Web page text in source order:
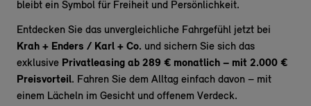
bleibt ein Symbol für Freiheit und Persönlichkeit.
Entdecken Sie das unvergleichliche Fahrgefühl jetzt bei
Krah + Enders / Karl + Co. und sichern Sie sich das
exklusive Privatleasing ab 289 € monatlich – mit 2.000 €
Preisvorteil. Fahren Sie dem Alltag einfach davon – mit
einem Lächeln im Gesicht und offenem Verdeck.